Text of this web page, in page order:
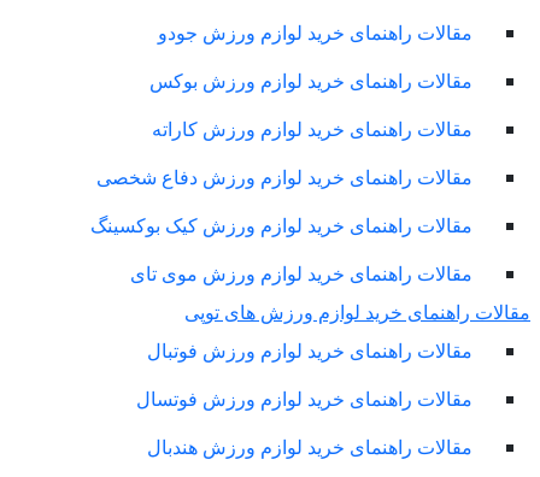
مقالات راهنمای خرید لوازم ورزش جودو
مقالات راهنمای خرید لوازم ورزش بوکس
مقالات راهنمای خرید لوازم ورزش کاراته
مقالات راهنمای خرید لوازم ورزش دفاع شخصی
مقالات راهنمای خرید لوازم ورزش کیک بوکسینگ
مقالات راهنمای خرید لوازم ورزش موی تای
راهنمای خرید لوازم ورزش های توپی
مقالات راهنمای خرید لوازم ورزش فوتبال
مقالات راهنمای خرید لوازم ورزش فوتسال
مقالات راهنمای خرید لوازم ورزش هندبال